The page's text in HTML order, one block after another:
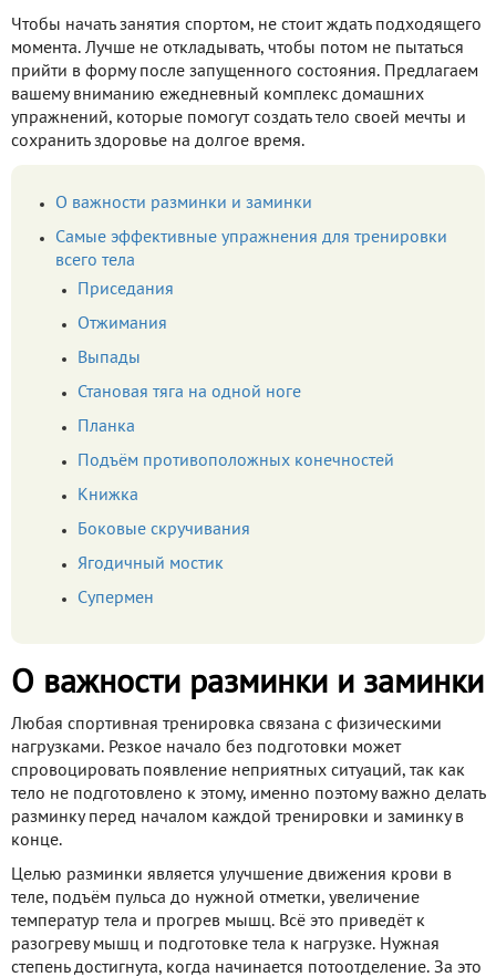
Чтобы начать занятия спортом, не стоит ждать подходящего
момента. Лучше не откладывать, чтобы потом не пытаться
прийти в форму после запущенного состояния. Предлагаем
вашему вниманию ежедневный комплекс домашних
упражнений, которые помогут создать тело своей мечты и
сохранить здоровье на долгое время.
О важности разминки и заминки
Самые эффективные упражнения для тренировки
всего тела
Приседания
Отжимания
Выпады
Становая тяга на одной ноге
Планка
Подъём противоположных конечностей
Книжка
Боковые скручивания
Ягодичный мостик
Супермен
О важности разминки и заминки
Любая спортивная тренировка связана с физическими
нагрузками. Резкое начало без подготовки может
спровоцировать появление неприятных ситуаций, так как
тело не подготовлено к этому, именно поэтому важно делать
разминку перед началом каждой тренировки и заминку в
конце.
Целью разминки является улучшение движения крови в
теле, подъём пульса до нужной отметки, увеличение
температур тела и прогрев мышц. Всё это приведёт к
разогреву мышц и подготовке тела к нагрузке. Нужная
степень достигнута, когда начинается потоотделение. За это